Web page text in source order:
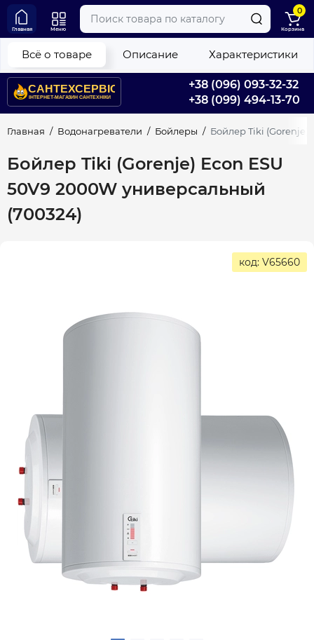
+38 (096) 093-32-32
+38 (099) 494-13-70
Главная Меню
0
Корзина
Главная Водонагреватели Бойлеры Бойлер Tiki (Gorenje)
Бойлер Tiki (Gorenje) Econ ESU
50V9 2000W универсальный
(700324)
Всё о товаре Описание Характеристики
код: V65660